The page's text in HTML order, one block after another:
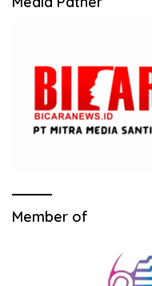
Member of